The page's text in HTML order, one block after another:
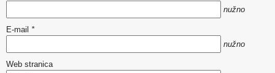
nužno
E-mail *
nužno
Web stranica